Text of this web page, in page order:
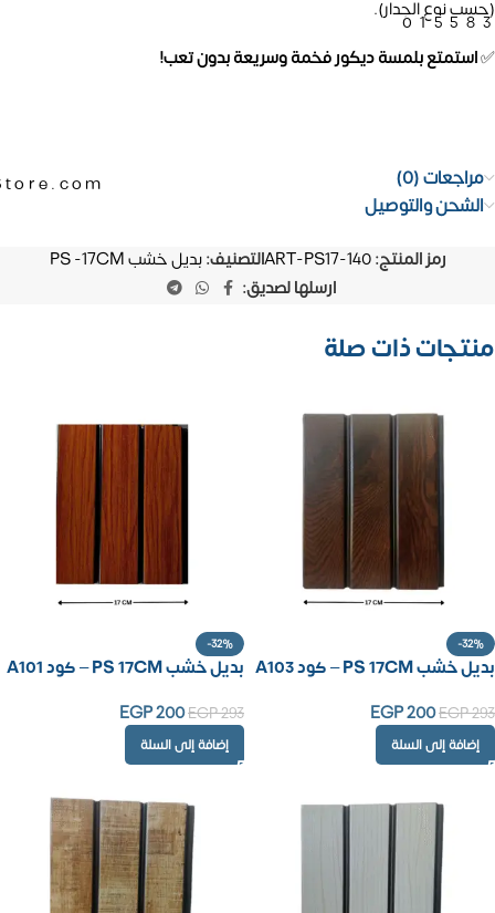
(حسب نوع الجدار).
✅استمتع بلمسة ديكور فخمة وسريعة بدون تعب!
مراجعات (0)
الشحن والتوصيل
رمز المنتج:ART-PS17-140التصنيف:بديل خشب PS -17CM
ارسلها لصديق:
منتجات ذات صلة
-32%
بديل خشب PS 17CM – كود A103
EGP293
EGP200
إضافة إلى السلة
-32%
بديل خشب PS 17CM – كود A101
EGP293
EGP200
إضافة إلى السلة